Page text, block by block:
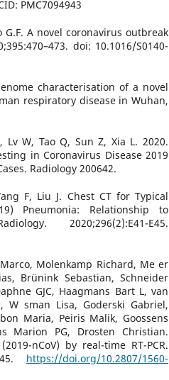
PMC7094943
G.F. A novel coronavirus outbreak
doi: 10.1016/S0140-
characterisation of a novel
respiratory disease in Wuhan,
W, Tao Q, Sun Z, Xia L. 2020.
in Coronavirus Disease 2019
Radiology 200642.
F, Liu J. Chest CT for Typical
Pneumonia: Relationship to
2020;296(2):E41-E45.
Molenkamp Richard, Me er
Brünink Sebastian, Schneider
GJC, Haagmans Bart L, van
sman Lisa, Goderski Gabriel,
Maria, Peiris Malik, Goossens
Marion PG, Drosten Christian.
nCoV) by real-time RT-PCR.
https://doi.org/10.2807/1560-